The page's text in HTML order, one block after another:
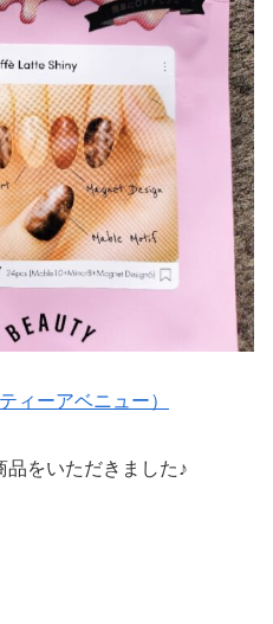
ィーアベニュー）
をいただきました♪